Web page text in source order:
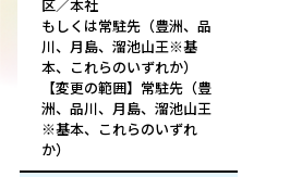
区／本社
もしくは常駐先（豊洲、品
川、月島、溜池山王※基
本、これらのいずれか）
【変更の範囲】常駐先（豊
洲、品川、月島、溜池山王
※基本、これらのいずれ
か）